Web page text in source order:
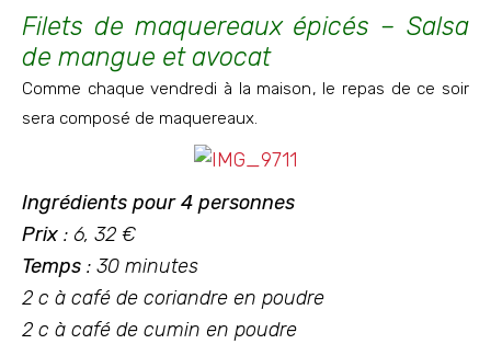
Filets de maquereaux épicés – Salsa
de mangue et avocat
Comme chaque vendredi à la maison, le repas de ce soir
sera composé de maquereaux.
Ingrédients pour 4 personnes
Prix : 6, 32 €
Temps : 30 minutes
2 c à café de coriandre en poudre
2 c à café de cumin en poudre